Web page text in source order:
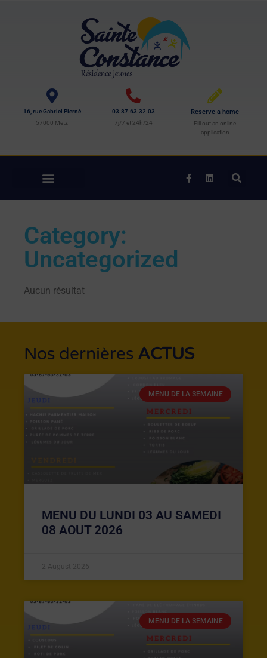
16, rue Gabriel Pierné
57000 Metz
03.87.63.32.03
7j/7 et 24h/24
Reserve a home
Fill out an online
application
Category:
Uncategorized
Aucun résultat
Nos dernières ACTUS
MENU DE LA SEMAINE
MENU DU LUNDI 03 AU SAMEDI
08 AOUT 2026
2 August 2026
MENU DE LA SEMAINE